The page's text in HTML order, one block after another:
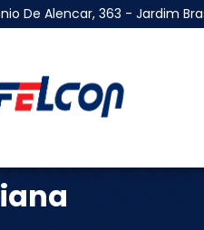
De Alencar, 363 - Jardim